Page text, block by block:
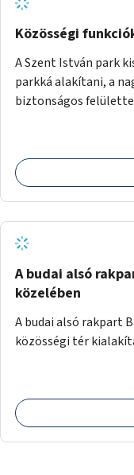
Közösségi
A Szent István park
parkká alakítani, a
biztonságos
A budai alsó
közelében
A budai alsó rakpart
közösségi tér